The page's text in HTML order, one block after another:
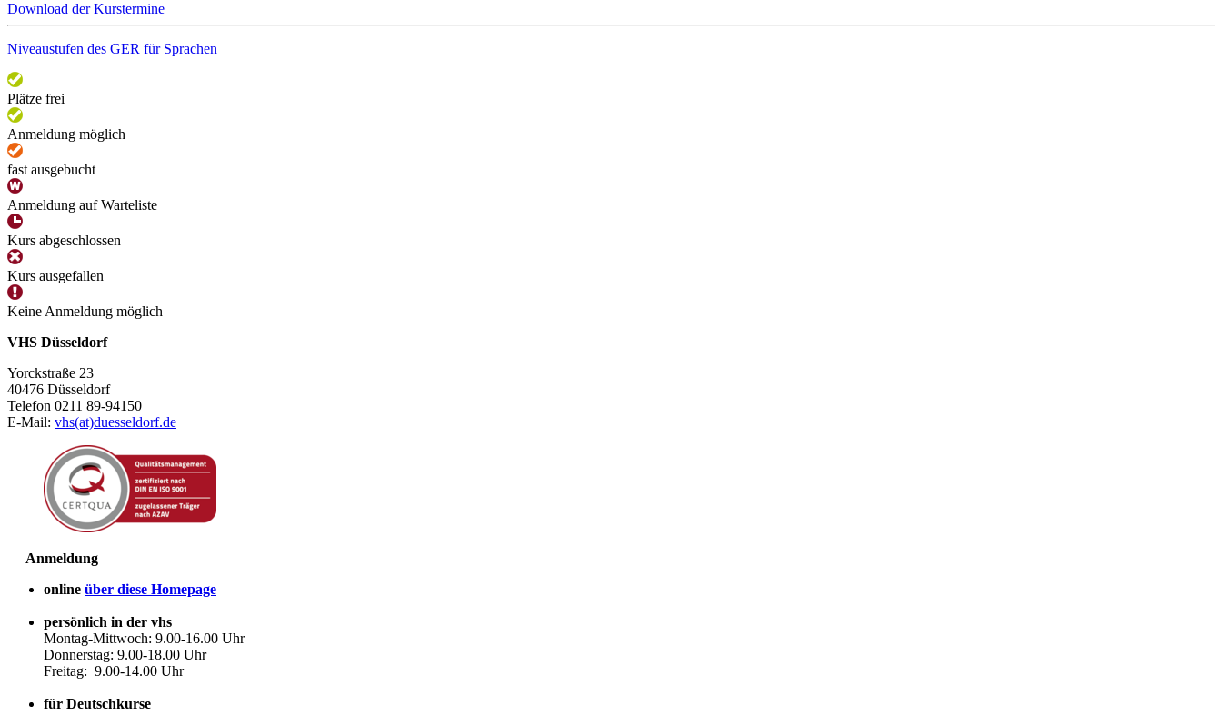
Download der Kurstermine
Niveaustufen des GER für Sprachen
Plätze frei
Anmeldung möglich
fast ausgebucht
Anmeldung auf Warteliste
Kurs abgeschlossen
Kurs ausgefallen
Keine Anmeldung möglich
VHS Düsseldorf
Yorckstraße 23
40476 Düsseldorf
Telefon 0211 89-94150
E-Mail: vhs(at)duesseldorf.de
Anmeldung
online über diese Homepage
persönlich in der vhs
Montag-Mittwoch: 9.00-16.00 Uhr
Donnerstag: 9.00-18.00 Uhr
Freitag: 9.00-14.00 Uhr
für Deutschkurse